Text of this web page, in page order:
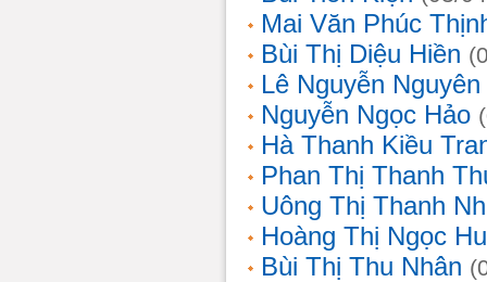
Mai Văn Phúc
Bùi Thị Diệu Hiền
Lê Nguyễn
Nguyễn Ngọc Hảo
Hà Thanh Kiều
Phan Thị Thanh
Uông Thị Thanh
Hoàng Thị Ngọc
Bùi Thị Thu Nhân